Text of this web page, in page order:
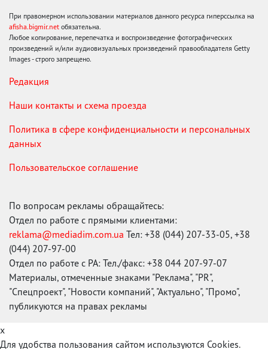
При правомерном использовании материалов данного ресурса гиперссылка на
afisha.bigmir.net обязательна.
Любое копирование, перепечатка и воспроизведение фотографических
произведений и/или аудиовизуальных произведений правообладателя Getty
Images - строго запрещено.
Редакция
Наши контакты и схема проезда
Политика в сфере конфиденциальности и персональных
данных
Пользовательское соглашение
По вопросам рекламы обращайтесь:
Отдел по работе с прямыми клиентами:
reklama@mediadim.com.ua Тел: +38 (044) 207-33-05, +38
(044) 207-97-00
Отдел по работе с РА: Тел./факс: +38 044 207-97-07
Материалы, отмеченные знаками "Реклама", "PR",
"Спецпроект", "Новости компаний", "Актуально", "Промо",
публикуются на правах рекламы
x
Для удобства пользования сайтом используются Cookies.